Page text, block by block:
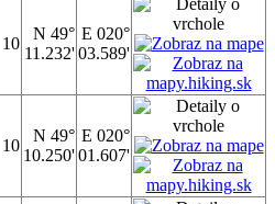
10
N 49°
11.232'
E 020°
03.589'
10
N 49°
10.250'
E 020°
01.607'